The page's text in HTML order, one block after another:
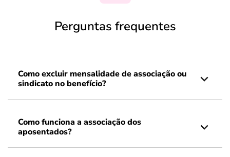
Perguntas frequentes
Como excluir mensalidade de associação ou
sindicato no benefício?
Como funciona a associação dos
aposentados?